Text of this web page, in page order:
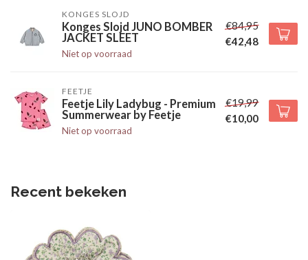
KONGES SLOJD
Konges Slojd JUNO BOMBER
JACKET SLEET
Niet op voorraad
€84,95
€42,48
FEETJE
Feetje Lily Ladybug - Premium
Summerwear by Feetje
Niet op voorraad
€19,99
€10,00
Recent bekeken